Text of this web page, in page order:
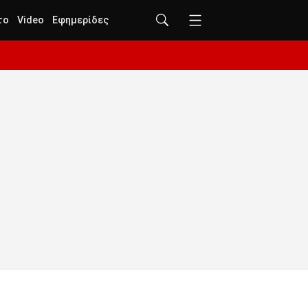
Video Εφημερίδες